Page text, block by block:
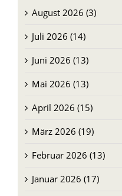
August 2026 (3)
Juli 2026 (14)
Juni 2026 (13)
Mai 2026 (13)
April 2026 (15)
März 2026 (19)
Februar 2026 (13)
Januar 2026 (17)